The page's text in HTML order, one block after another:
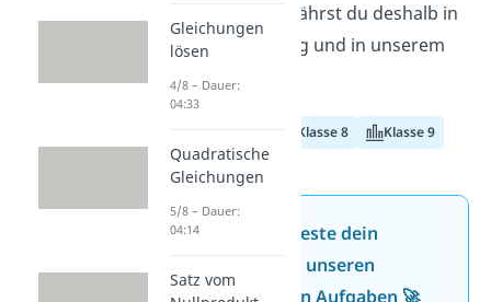
erfährst du deshalb in
diesem Beitrag und in unserem
Video
Klasse 8 Klasse 9
Jetzt neu: Teste dein
Wissen mit unseren
kostenlosen Aufgaben 🚀
Gleichungen
lösen
4/8 – Dauer:
04:33
Quadratische
Gleichungen
5/8 – Dauer:
04:14
Satz vom